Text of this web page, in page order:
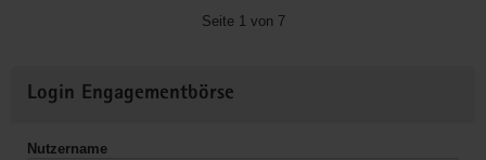
Seite 1 von 7
Informationen
Login Engagementbörse
Nutzername